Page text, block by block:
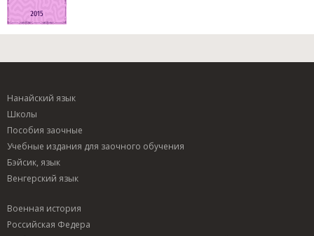
Нанайский язык
Школы
Пособия заочные
Учебные издания для заочного обучения
Бэйсик, язык
Венгерский язык
Военная история
Российская Федера